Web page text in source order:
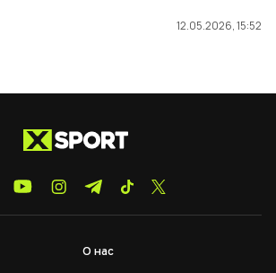
12.05.2026, 15:52
О нас